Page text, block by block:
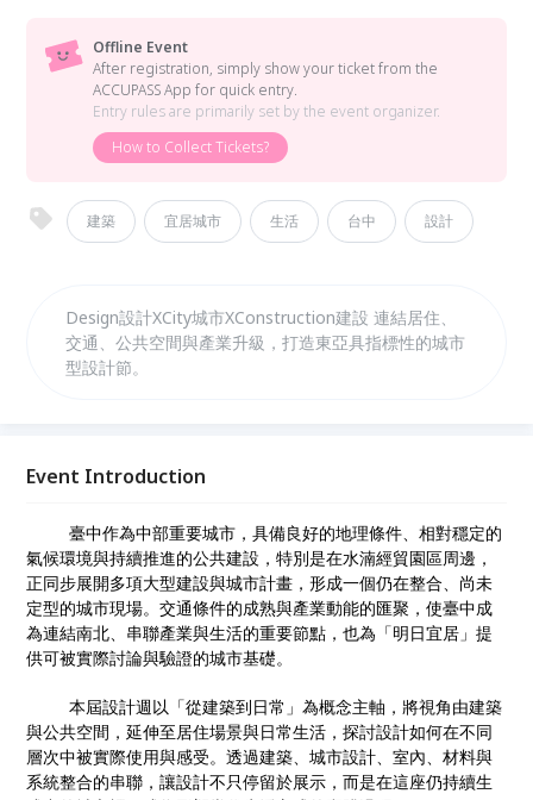
Offline Event
After registration, simply show your ticket from the
ACCUPASS App for quick entry.
Entry rules are primarily set by the event organizer.
How to Collect Tickets?
建築 宜居城市 生活 台中 設計
Design設計XCity城市XConstruction建設 連結居住、
交通、公共空間與產業升級，打造東亞具指標性的城市
型設計節。
Event Introduction
臺中作為中部重要城市，具備良好的地理條件、相對穩定的
氣候環境與持續推進的公共建設，特別是在水湳經貿園區周邊，
正同步展開多項大型建設與城市計畫，形成一個仍在整合、尚未
定型的城市現場。交通條件的成熟與產業動能的匯聚，使臺中成
為連結南北、串聯產業與生活的重要節點，也為「明日宜居」提
供可被實際討論與驗證的城市基礎。
本屆設計週以「從建築到日常」為概念主軸，將視角由建築
與公共空間，延伸至居住場景與日常生活，探討設計如何在不同
層次中被實際使用與感受。透過建築、城市設計、室內、材料與
系統整合的串聯，讓設計不只停留於展示，而是在這座仍持續生